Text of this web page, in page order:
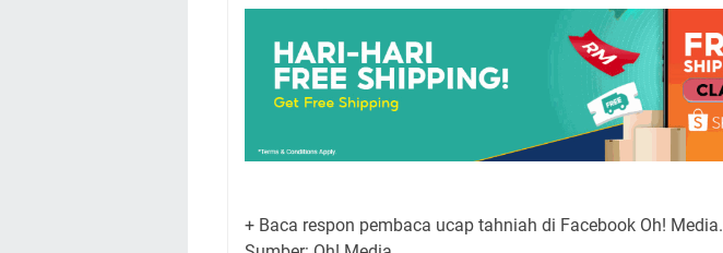
+ Baca respon pembaca ucap tahniah di Facebook Oh! Media.